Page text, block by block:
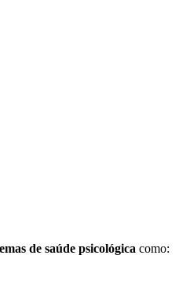
de saúde psicológica como: